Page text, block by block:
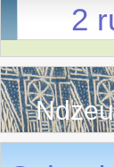
2